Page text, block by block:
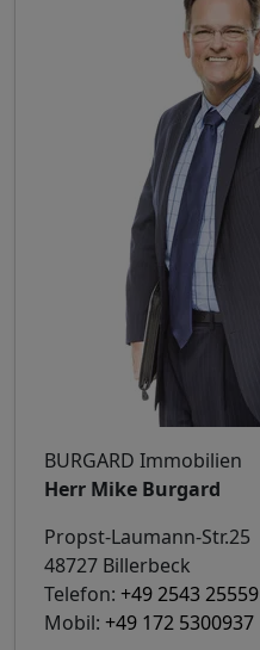
BURGARD Immobilien
Herr Mike Burgard
Propst-Laumann-Str.25
48727 Billerbeck
Telefon: +49 2543 25559
Mobil: +49 172 5300937